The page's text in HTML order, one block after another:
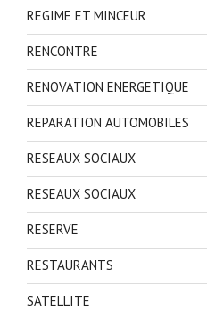
REGIME ET MINCEUR
RENCONTRE
RENOVATION ENERGETIQUE
REPARATION AUTOMOBILES
RESEAUX SOCIAUX
RESEAUX SOCIAUX
RESERVE
RESTAURANTS
SATELLITE